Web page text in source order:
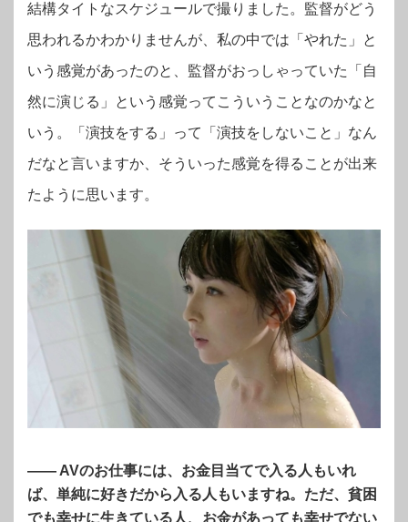
結構タイトなスケジュールで撮りました。監督がどう
思われるかわかりませんが、私の中では「やれた」と
いう感覚があったのと、監督がおっしゃっていた「自
然に演じる」という感覚ってこういうことなのかなと
いう。「演技をする」って「演技をしないこと」なん
だなと言いますか、そういった感覚を得ることが出来
たように思います。
―― AVのお仕事には、お金目当てで入る人もいれ
ば、単純に好きだから入る人もいますね。ただ、貧困
でも幸せに生きている人、お金があっても幸せでない